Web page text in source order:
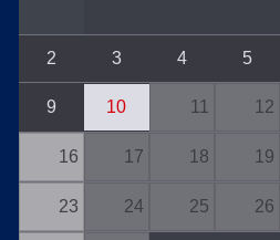
2 3 4 5
9 10 11 12
16 17 18 19
23 24 25 26